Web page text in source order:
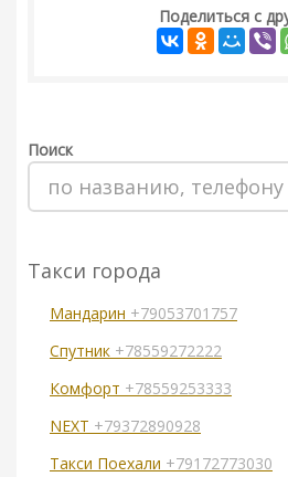
Поделиться с
Поиск
Такси города
Мандарин +79053701757
Спутник +78559272222
Комфорт +78559253333
NEXT +79372890928
Такси Поехали +79172773030